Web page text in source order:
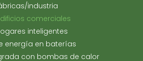
industria
comerciales
inteligentes
energía en baterías
con bombas de calor